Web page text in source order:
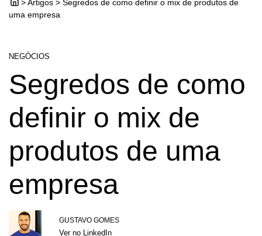
> Artigos > Segredos de como definir o mix de produtos de
uma empresa
NEGÓCIOS
Segredos de como
definir o mix de
produtos de uma
empresa
GUSTAVO GOMES
Ver no LinkedIn